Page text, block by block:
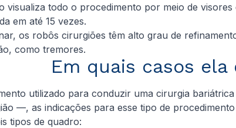
todo o procedimento por meio de
em até 15 vezes.
os robôs cirurgiões têm alto grau de
como tremores.
Em quais casos ela
utilizado para conduzir uma cirurgia
—, as indicações para esse tipo de procedimento
tipos de quadro: